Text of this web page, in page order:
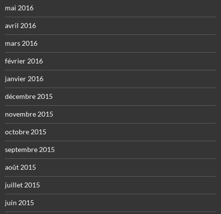
mai 2016
avril 2016
mars 2016
février 2016
janvier 2016
décembre 2015
novembre 2015
octobre 2015
septembre 2015
août 2015
juillet 2015
juin 2015